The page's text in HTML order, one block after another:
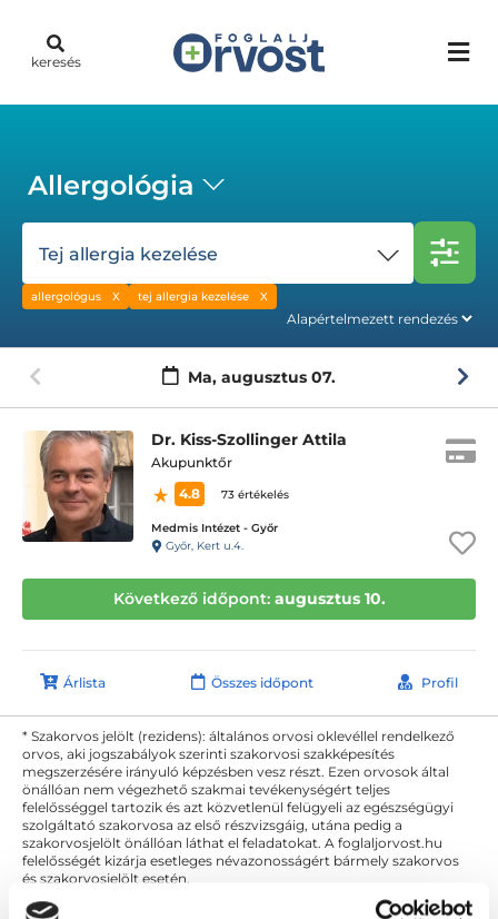
keresés
Allergológia
Tej allergia kezelése
allergológus tej allergia kezelése
Ma, augusztus 07.
Dr. Kiss-Szollinger Attila
Akupunktőr
4.8
73 értékelés
Medmis Intézet - Győr
Győr, Kert u.4.
Következő időpont: augusztus 10.
Árlista Összes időpont Profil
* Szakorvos jelölt (rezidens): általános orvosi oklevéllel rendelkező
orvos, aki jogszabályok szerinti szakorvosi szakképesítés
megszerzésére irányuló képzésben vesz részt. Ezen orvosok által
önállóan nem végezhető szakmai tevékenységért teljes
felelősséggel tartozik és azt közvetlenül felügyeli az egészségügyi
szolgáltató szakorvosa az első részvizsgáig, utána pedig a
szakorvosjelölt önállóan láthat el feladatokat. A foglaljorvost.hu
felelősségét kizárja esetleges névazonosságért bármely szakorvos
és szakorvosjelölt esetén.